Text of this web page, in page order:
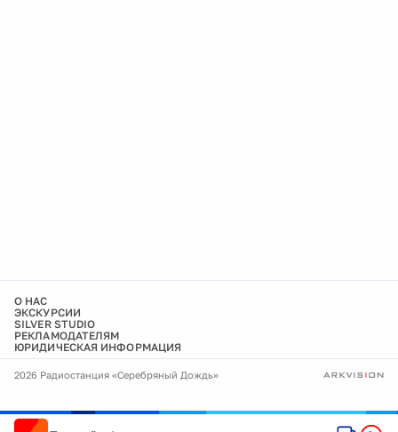
О НАС
ЭКСКУРСИИ
SILVER STUDIO
РЕКЛАМОДАТЕЛЯМ
ЮРИДИЧЕСКАЯ ИНФОРМАЦИЯ
2026 Радиостанция «Серебряный Дождь»